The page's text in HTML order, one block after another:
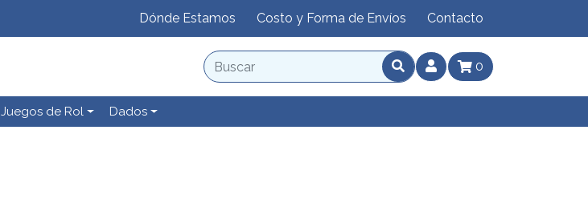
Dónde Estamos Costo y Forma de Envíos Contacto
0
Juegos de Rol Dados